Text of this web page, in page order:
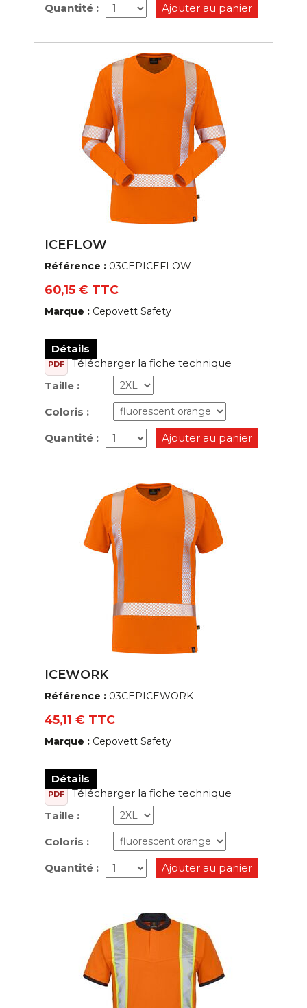
Quantité : Ajouter au panier
ICEFLOW
Référence : 03CEPICEFLOW
60,15 € TTC
Marque : Cepovett Safety
Détails
PDF
Télécharger la fiche technique
Taille :
Coloris :
Quantité : Ajouter au panier
ICEWORK
Référence : 03CEPICEWORK
45,11 € TTC
Marque : Cepovett Safety
Détails
PDF
Télécharger la fiche technique
Taille :
Coloris :
Quantité : Ajouter au panier